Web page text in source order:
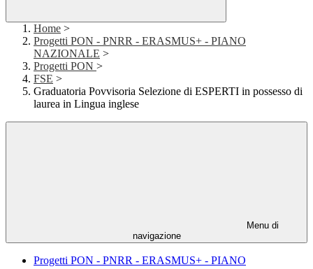
Home >
Progetti PON - PNRR - ERASMUS+ - PIANO
NAZIONALE >
Progetti PON >
FSE >
Graduatoria Povvisoria Selezione di ESPERTI in possesso di
laurea in Lingua inglese
Menu di
navigazione
Progetti PON - PNRR - ERASMUS+ - PIANO